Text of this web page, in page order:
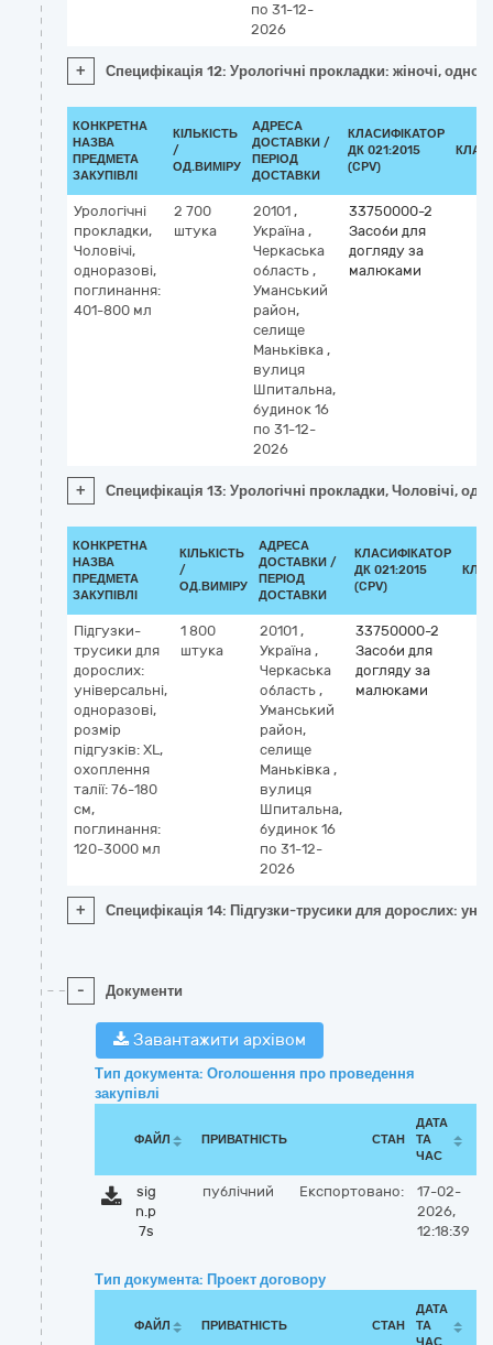
по 31-12-
2026
+ Специфікація 12: Урологічні прокладки: жіночі,
КОНКРЕТНА
НАЗВА
ПРЕДМЕТА
ЗАКУПІВЛІ
КІЛЬКІСТЬ
/
ОД.ВИМІРУ
АДРЕСА
ДОСТАВКИ /
ПЕРІОД
ДОСТАВКИ
КЛАСИФІКАТОР
ДК 021:2015
(CPV)
Урологічні
прокладки,
Чоловічі,
одноразові,
поглинання:
401-800 мл
2 700
штука
20101 ,
Україна ,
Черкаська
область ,
Уманський
район,
селище
Маньківка ,
вулиця
Шпитальна,
будинок 16
по 31-12-
2026
33750000-2
Засоби для
догляду за
малюками
+ Специфікація 13: Урологічні прокладки, Чоловічі,
КОНКРЕТНА
НАЗВА
ПРЕДМЕТА
ЗАКУПІВЛІ
КІЛЬКІСТЬ
/
ОД.ВИМІРУ
АДРЕСА
ДОСТАВКИ /
ПЕРІОД
ДОСТАВКИ
КЛАСИФІКАТОР
ДК 021:2015
(CPV)
Підгузки-
трусики для
дорослих:
універсальні,
одноразові,
розмір
підгузків: XL,
охоплення
талії: 76-180
см,
поглинання:
120-3000 мл
1 800
штука
20101 ,
Україна ,
Черкаська
область ,
Уманський
район,
селище
Маньківка ,
вулиця
Шпитальна,
будинок 16
по 31-12-
2026
33750000-2
Засоби для
догляду за
малюками
+ Специфікація 14: Підгузки-трусики для дорослих:
- Документи
Завантажити архівом
Тип документа: Оголошення про проведення
закупівлі
ФАЙЛ ПРИВАТНІСТЬ СТАН
ДАТА
ТА
ЧАС
sig
n.p
7s
публічний Експортовано:
17-02-
2026,
12:18:39
Тип документа: Проект договору
ФАЙЛ ПРИВАТНІСТЬ СТАН
ДАТА
ТА